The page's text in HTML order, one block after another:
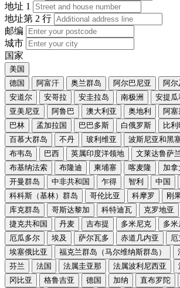
地址 1
地址第 2 行
邮编
城市
国家
美国
德国
阿富汗 奥兰群岛 阿尔巴尼亚 阿尔
安道尔
安哥拉 安圭拉岛 南极洲 安提瓜
亚美尼亚
阿鲁巴 澳大利亚 奥地利 阿塞
巴林
孟加拉国 巴巴多斯 白俄罗斯 比利
百慕大群岛
不丹 玻利维亚 波斯尼亚和黑
布韦岛
巴西 英属印度洋领地 文莱达鲁萨
布基纳法索
布隆迪 柬埔寨 喀麦隆 加拿
开曼群岛
中非共和国 乍得 智利 中国
科科斯（基林）群岛
哥伦比亚 科摩罗 刚
库克群岛
哥斯达黎加 科特迪瓦 克罗地亚
捷克共和国
丹麦 吉布提 多米尼克
多米
厄瓜多尔
埃及 萨尔瓦多 赤道几内亚
埃塞俄比亚
福克兰群岛（马尔维纳斯群岛）
芬兰
法国 法属圭亚那 法属波利尼西亚
冈比亚
格鲁吉亚 德国 加纳 直布罗陀